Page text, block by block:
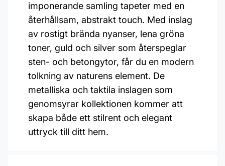
imponerande samling tapeter med en
återhållsam, abstrakt touch. Med inslag
av rostigt brända nyanser, lena gröna
toner, guld och silver som återspeglar
sten- och betongytor, får du en modern
tolkning av naturens element. De
metalliska och taktila inslagen som
genomsyrar kollektionen kommer att
skapa både ett stilrent och elegant
uttryck till ditt hem.